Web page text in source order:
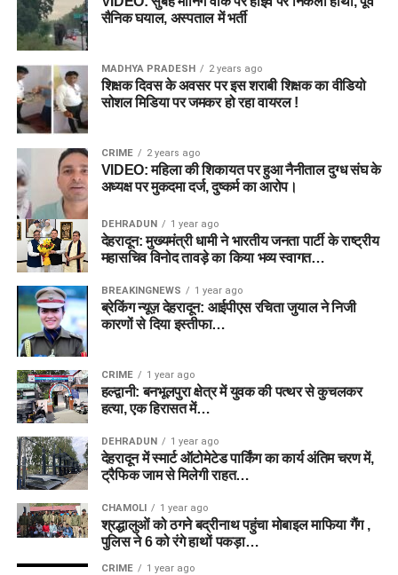
सैनिक घयाल, अस्पताल में भर्ती
MADHYA PRADESH 2 years ago
शिक्षक दिवस के अवसर पर इस शराबी शिक्षक का वीडियो
सोशल मिडिया पर जमकर हो रहा वायरल !
CRIME 2 years ago
VIDEO: महिला की शिकायत पर हुआ नैनीताल दुग्ध संघ के
अध्यक्ष पर मुकदमा दर्ज, दुष्कर्म का आरोप।
DEHRADUN 1 year ago
देहरादून: मुख्यमंत्री धामी ने भारतीय जनता पार्टी के राष्ट्रीय
महासचिव विनोद तावड़े का किया भव्य स्वागत…
BREAKINGNEWS 1 year ago
ब्रेकिंग न्यूज़ देहरादून: आईपीएस रचिता जुयाल ने निजी
कारणों से दिया इस्तीफा…
CRIME 1 year ago
हल्द्वानी: बनभूलपुरा क्षेत्र में युवक की पत्थर से कुचलकर
हत्या, एक हिरासत में…
DEHRADUN 1 year ago
देहरादून में स्मार्ट ऑटोमेटेड पार्किंग का कार्य अंतिम चरण में,
ट्रैफिक जाम से मिलेगी राहत…
CHAMOLI 1 year ago
श्रद्धालुओं को ठगने बद्रीनाथ पहुंचा मोबाइल माफिया गैंग ,
पुलिस ने 6 को रंगे हाथों पकड़ा…
CRIME 1 year ago